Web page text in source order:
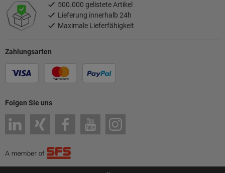
Folgen Sie uns
Zahlungsarten
500.000 gelistete Artikel
Lieferung innerhalb 24h
Maximale Lieferfähigkeit